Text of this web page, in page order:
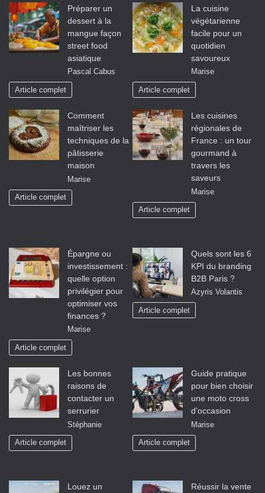
Préparer un
dessert à la
mangue façon
street food
asiatique
Pascal Cabus
Article complet
La cuisine
végétarienne
facile pour un
quotidien
savoureux
Marise
Article complet
Comment
maîtriser les
techniques de la
pâtisserie
maison
Marise
Article complet
Les cuisines
régionales de
France : un tour
gourmand à
travers les
saveurs
Marise
Article complet
Épargne ou
investissement :
quelle option
privilégier pour
optimiser vos
finances ?
Marise
Article complet
Quels sont les 6
KPI du branding
B2B Paris ?
Azyris Volantis
Article complet
Les bonnes
raisons de
contacter un
serrurier
Stéphanie
Article complet
Guide pratique
pour bien choisir
une moto cross
d’occasion
Marise
Article complet
Louez un
Réussir la vente